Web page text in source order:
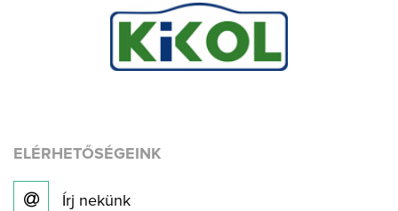
ELÉRHETŐSÉGEINK
Írj nekünk